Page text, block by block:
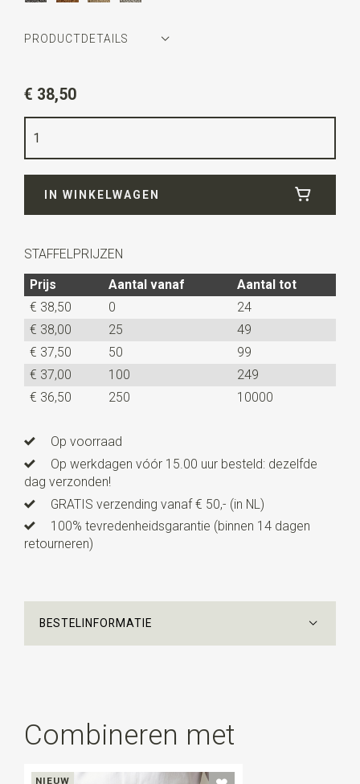
PRODUCTDETAILS
taupe
Kwaliteit
Lengte105 cm
€ 38,50
IN WINKELWAGEN
STAFFELPRIJZEN
Prijs
Aantal vanaf
Aantal tot
€ 38,50
0
24
€ 38,00
25
49
€ 37,50
50
99
€ 37,00
100
249
€ 36,50
250 10000
Op voorraad
Op werkdagen vóór 15.00 uur besteld: dezelfde
dag verzonden!
GRATIS verzending vanaf € 50,- (in NL)
100% tevredenheidsgarantie (binnen 14 dagen
retourneren)
BESTELINFORMATIE
Combineren met
NIEUW